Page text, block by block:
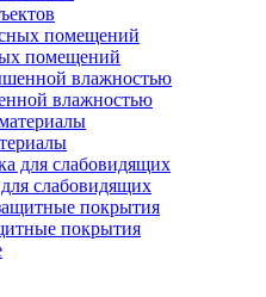
помещений
влажностью
слабовидящих
покрытия